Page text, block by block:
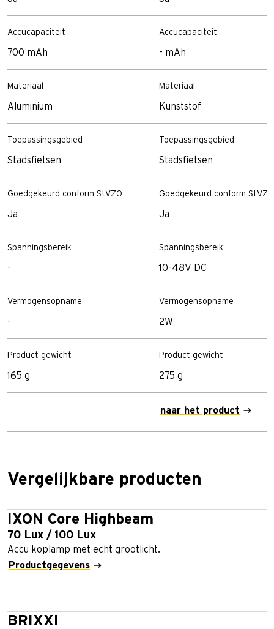
Accucapaciteit
700 mAh
Materiaal
Aluminium
Toepassingsgebied
Stadsfietsen
Goedgekeurd conform StVZO
Ja
Spanningsbereik
-
Vermogensopname
-
Product gewicht
165 g
Accucapaciteit
- mAh
Materiaal
Kunststof
Toepassingsgebied
Stadsfietsen
Goedgekeurd conform StVZO
Ja
Spanningsbereik
10-48V DC
Vermogensopname
2W
Product gewicht
275 g
naar het product
Vergelijkbare producten
IXON Core Highbeam
70 Lux / 100 Lux
Accu koplamp met echt grootlicht.
Productgegevens
BRIXXI